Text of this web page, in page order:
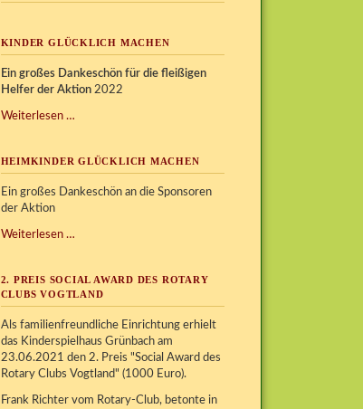
KINDER GLÜCKLICH MACHEN
Ein großes Dankeschön für die fleißigen
Helfer der Aktion2022
Weiterlesen …
HEIMKINDER GLÜCKLICH MACHEN
Ein großes Dankeschön an die Sponsoren
der Aktion
Weiterlesen …
2. PREIS SOCIAL AWARD DES ROTARY
CLUBS VOGTLAND
Als familienfreundliche Einrichtung erhielt
das Kinderspielhaus Grünbach am
23.06.2021 den 2. Preis "Social Award des
Rotary Clubs Vogtland" (1000 Euro).
Frank Richter vom Rotary-Club, betonte in